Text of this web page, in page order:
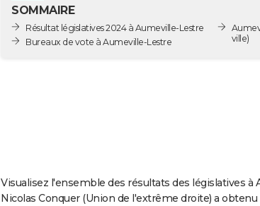
SOMMAIRE
Résultat législatives 2024 à Aumeville-Lestre
Bureaux de vote à Aumeville-Lestre
ville)
Visualisez l'ensemble des résultats des législatives à
Nicolas Conquer (Union de l'extrême droite) a